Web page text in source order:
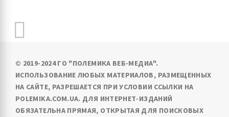
© 2019-2024 ГО "ПОЛЕМИКА ВЕБ-МЕДИА".
ИСПОЛЬЗОВАНИЕ ЛЮБЫХ МАТЕРИАЛОВ, РАЗМЕЩЕННЫХ
НА САЙТЕ, РАЗРЕШАЕТСЯ ПРИ УСЛОВИИ ССЫЛКИ НА
POLEMIKA.COM.UA. ДЛЯ ИНТЕРНЕТ-ИЗДАНИЙ
ОБЯЗАТЕЛЬНА ПРЯМАЯ, ОТКРЫТАЯ ДЛЯ ПОИСКОВЫХ